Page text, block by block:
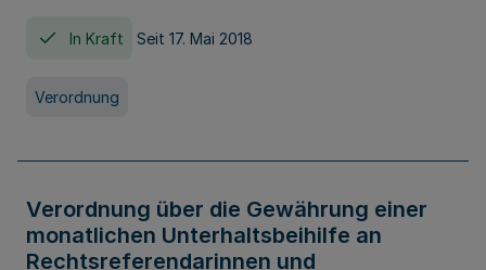
In Kraft Seit 17. Mai 2018
Verordnung
Verordnung über die Gewährung einer
monatlichen Unterhaltsbeihilfe an
Rechtsreferendarinnen und